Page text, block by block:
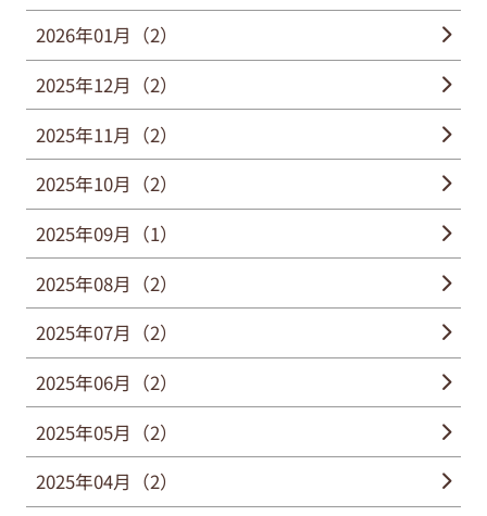
2026年01月（2）
2025年12月（2）
2025年11月（2）
2025年10月（2）
2025年09月（1）
2025年08月（2）
2025年07月（2）
2025年06月（2）
2025年05月（2）
2025年04月（2）